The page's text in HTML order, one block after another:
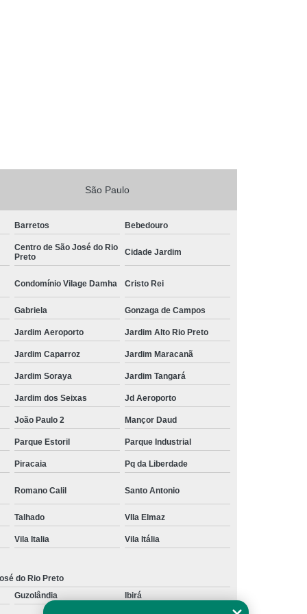
São Paulo
Barretos Bebedouro
Centro de São José do Rio
Preto
Cidade Jardim
Condomínio Vilage Damha Cristo Rei
Gabriela Gonzaga de Campos
Jardim Aeroporto Jardim Alto Rio Preto
Jardim Caparroz Jardim Maracanã
Jardim Soraya Jardim Tangará
Jardim dos Seixas Jd Aeroporto
João Paulo 2 Mançor Daud
Parque Estoril Parque Industrial
Piracaia Pq da Liberdade
Romano Calil Santo Antonio
Talhado VIla Elmaz
Vila Italia Vila Itália
do Rio Preto
Guzolândia Ibirá